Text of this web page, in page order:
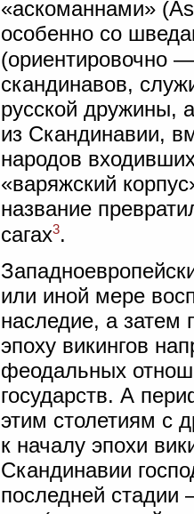
«аскоманнами»
особенно со
(ориентировочно
скандинавов,
русской дружины,
из Скандинавии,
народов
«варяжский
название
сагах3.
или иной мере
наследие, а затем
эпоху викингов
феодальных
государств. А
этим столетиям с
к началу эпохи
Скандинавии
последней стадии